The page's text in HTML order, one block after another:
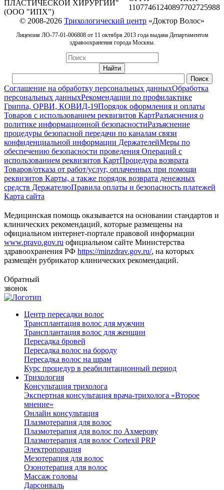
ПЛАСТИЧЕСКОЙ ХИРУРГИИ"
(ООО "ИПХ")
11077461240897702725988
© 2008-2026 Трихологический центр «Доктор Волос»
Лицензия ЛО-77-01-006808 от 11 октября 2013 года выдана Департаментом
здравоохранения города Москвы.
Соглашение на обработку персональных данныхОбработка
персональных данныхРекомендации по профилактике
Гриппа, ОРВИ, КОВИД-19Порядок оформления и оплаты
Товаров с использованием реквизитов КартРазъяснения о
политике информационной безопасностиРазъяснение
процедуры безопасной передачи по каналам связи
конфиденциальной информации ДержателейМеры по
обеспечению безопасности проведения Операций с
использованием реквизитов КартПроцедура возврата
Товаров/отказа от работ/услуг, оплаченных при помощи
реквизитов Карты, а также порядок возврата денежных
средств ДержателюПравила оплаты и безопасность платежей
Карта сайта
Медицинская помощь оказывается на основании стандартов и
клинических рекомендаций, которые размещены на
официальном интернет-портале правовой информации
www.pravo.gov.ru официальном сайте Министерства
здравоохранения РФ https://minzdrav.gov.ru/, на которых
размещён рубрикатор клинических рекомендаций.
Обратный
звонок
Центр пересадки волос
Трансплантация волос для мужчин
Трансплантация волос для женщин
Пересадка бровей
Пересадка волос на бороду
Пересадка волос на шрам
Курс процедур в реабилитационный период
Трихология
Консультация трихолога
Экспертная консультация врача-трихолога «Второе
мнение»
Онлайн консультация
Плазмотерапия для волос
Плазмотерапия для волос по Ахмерову
Плазмотерапия для волос Cortexil PRP
Электропорация
Мезотерапия для волос
Озонотерапия для волос
Массаж головы
Дарсонваль